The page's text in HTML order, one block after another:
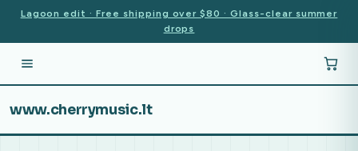
Lagoon edit · Free shipping over $80 · Glass-clear summer
drops
www.cherrymusic.lt